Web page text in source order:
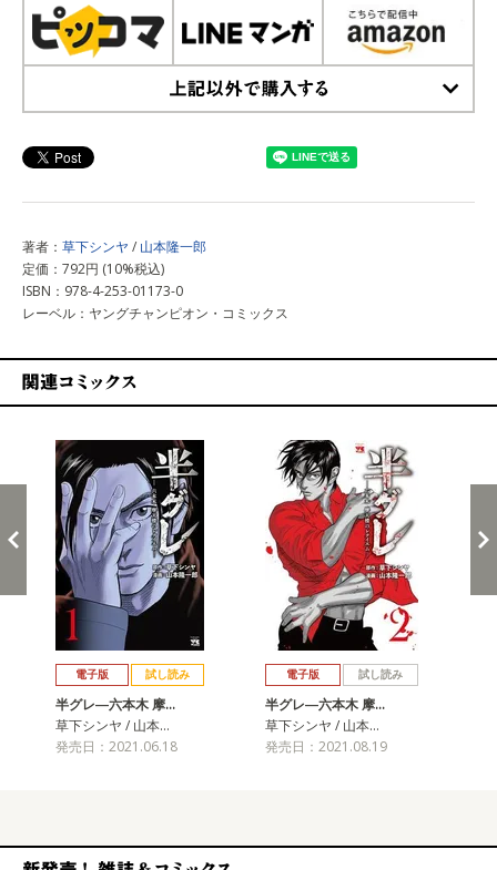
著者： 草下シンヤ / 山本隆一郎
定価：792円 (10%税込)
ISBN：978-4-253-01173-0
レーベル：ヤングチャンピオン・コミックス
電子版 試し読み
半グレ―六本木 摩…
草下シンヤ / 山本…
発売日：2021.06.18
電子版 試し読み
半グレ―六本木 摩…
草下シンヤ / 山本…
発売日：2021.08.19